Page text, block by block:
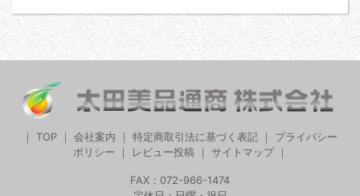
TOP 会社案内 特定商取引法に基づく表記
プライバシー
ポリシー
レビュー投稿｜ サイトマップ｜
FAX：072-966-1474